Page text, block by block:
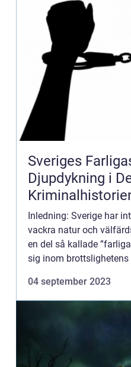
Sveriges
Djupdykning i
Inledning: Sverige har
vackra natur och
en del så kallade
sig inom brottslighetens
04 september 2023